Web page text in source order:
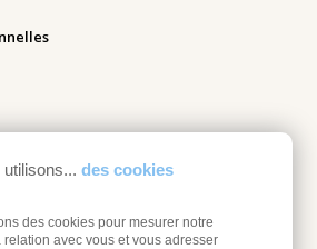
utilisons... des cookies
des cookies pour mesurer notre
avec vous et vous adresser